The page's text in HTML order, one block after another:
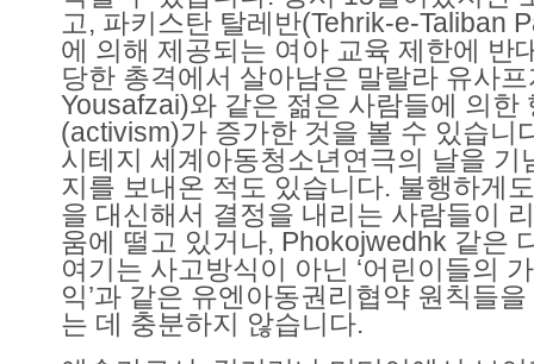
고, 파키스탄 탈레반(Tehrik-e-Taliban
에 의해 제공되는 여아 교육 제한에 반
당한 총격에서 살아남은 말랄라 유사
Yousafzai)와 같은 젊은 사람들에 의한
(activism)가 증가한 것을 볼 수 있습니
시테지 세계아동청소년연극의 날을 기
지를 보내온 적도 있습니다. 불행하게
을 대신해서 결정을 내리는 사람들이
움에 떨고 있거나, Phokojwedhk 같은
여기는 사고방식이 아닌 ‘어린이들의
익’과 같은 유엔아동권리협약 원칙들
는 데 충분하지 않습니다.